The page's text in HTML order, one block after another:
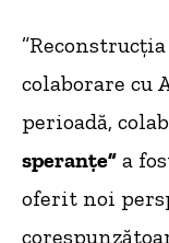
colaborare cu
perioadă,
speranțe” a
oferit noi